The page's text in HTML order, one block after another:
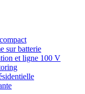
sur batterie
et ligne 100 V